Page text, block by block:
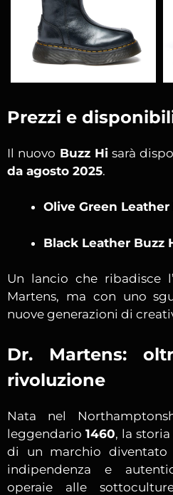
Prezzi e
Il nuovo Buzz Hisarà
da agosto 2025.
Olive Green
Black Leather Buzz
Un lancio che ribadisce
Martens, ma con uno
nuove generazioni di
Dr. Martens:
rivoluzione
Nata nel
leggendario 1460, la
di un marchio diventato
indipendenza e
operaie alle